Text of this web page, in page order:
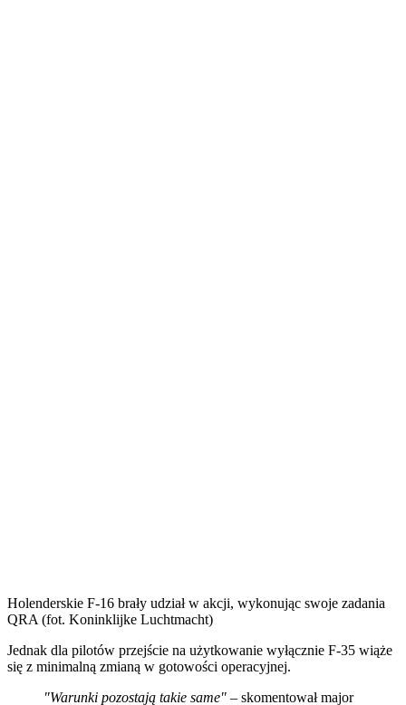
Holenderskie F-16 brały udział w akcji, wykonując swoje zadania
QRA (fot. Koninklijke Luchtmacht)
Jednak dla pilotów przejście na użytkowanie wyłącznie F-35 wiąże
się z minimalną zmianą w gotowości operacyjnej.
"Warunki pozostają takie same" – skomentował major